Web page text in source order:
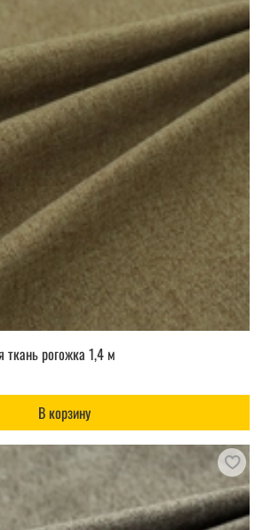
ткань рогожка 1,4 м
В корзину